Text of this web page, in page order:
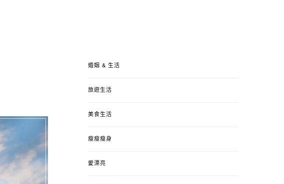
婚姻 & 生活
旅遊生活
美食生活
瘦瘦瘦身
愛漂亮